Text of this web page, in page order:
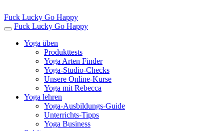
Fuck Lucky Go Happy
Fuck Lucky Go Happy
Yoga üben
Produkttests
Yoga Arten Finder
Yoga-Studio-Checks
Unsere Online-Kurse
Yoga mit Rebecca
Yoga lehren
Yoga-Ausbildungs-Guide
Unterrichts-Tipps
Yoga Business